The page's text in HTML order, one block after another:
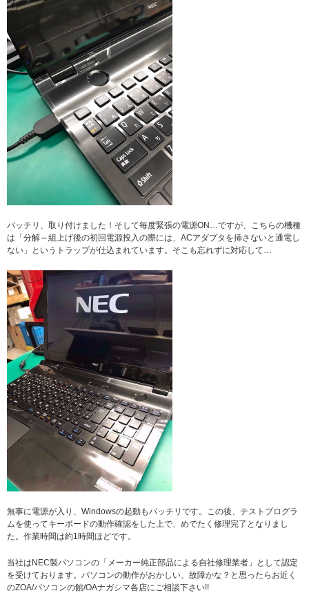
バッチリ、取り付けました！そして毎度緊張の電源ON…ですが、こちらの機種
は「分解～組上げ後の初回電源投入の際には、ACアダプタを挿さないと通電し
ない」というトラップが仕込まれています。そこも忘れずに対応して…
無事に電源が入り、Windowsの起動もバッチリです。この後、テストプログラ
ムを使ってキーボードの動作確認をした上で、めでたく修理完了となりまし
た。作業時間は約1時間ほどです。
当社はNEC製パソコンの「メーカー純正部品による自社修理業者」として認定
を受けております。パソコンの動作がおかしい、故障かな？と思ったらお近く
のZOA/パソコンの館/OAナガシマ各店にご相談下さい!!